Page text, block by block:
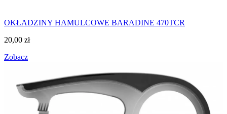
OKŁADZINY HAMULCOWE BARADINE 470TCR
20,00 zł
Zobacz